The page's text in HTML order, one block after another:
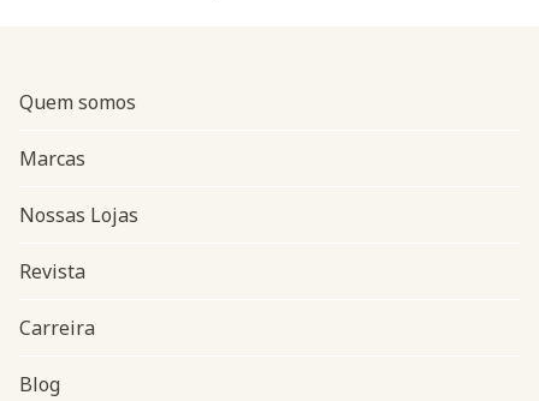
Navegação do rodapé
Quem somos
Marcas
Nossas Lojas
Revista
Carreira
Blog